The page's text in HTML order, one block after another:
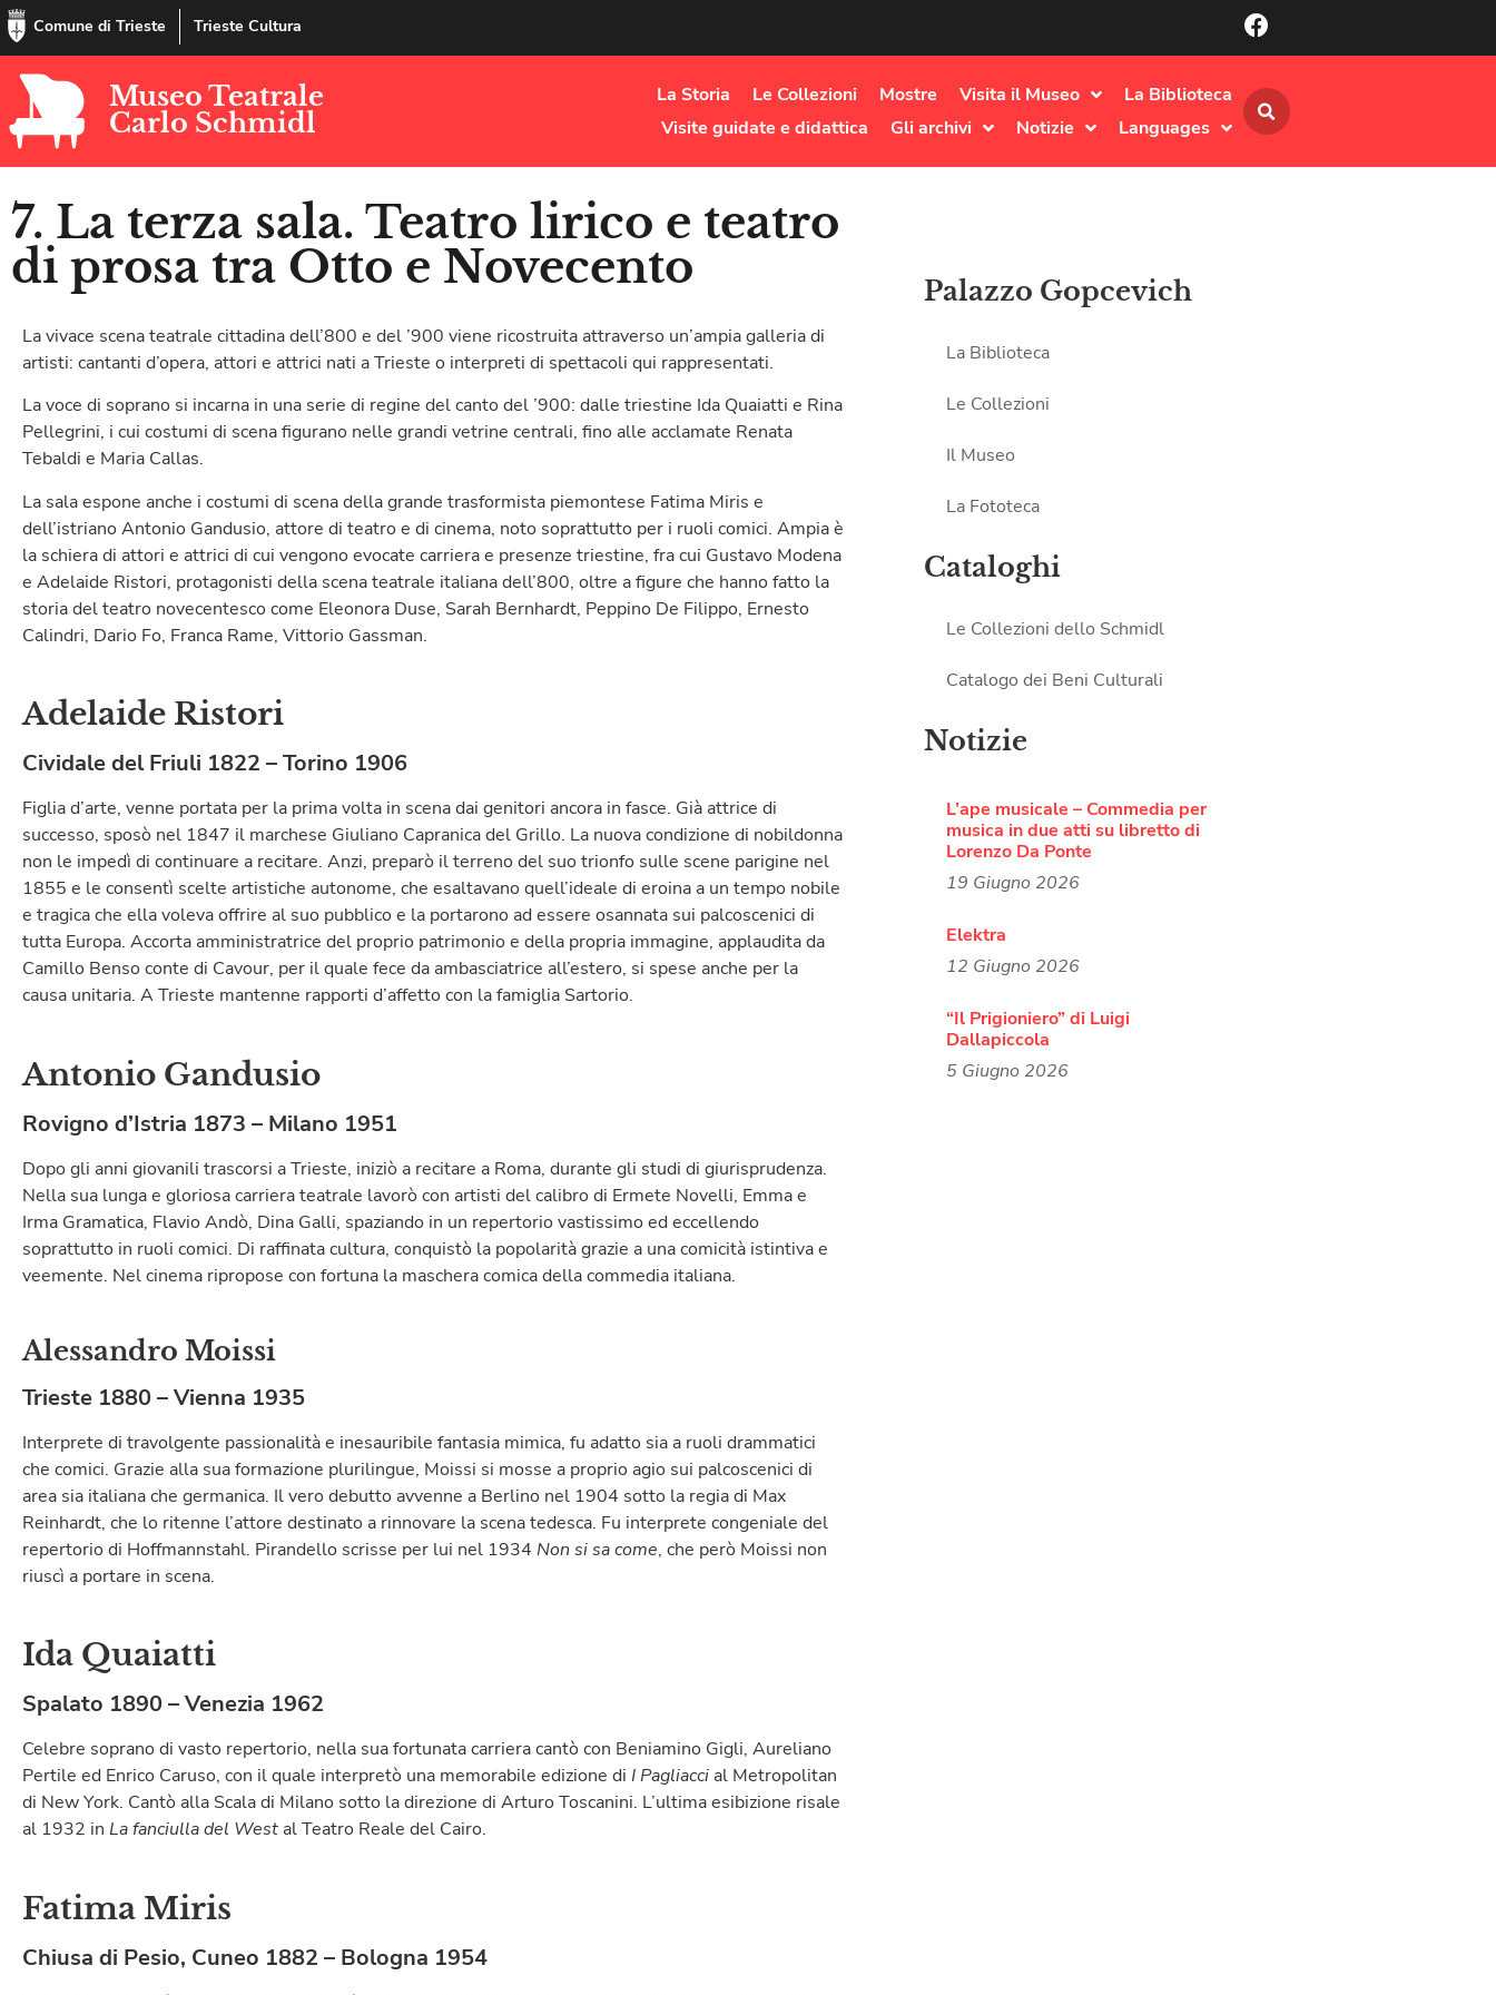
Comune di Trieste Trieste Cultura
Museo Teatrale
Carlo Schmidl
La Storia Le Collezioni Mostre Visita il Museo
La Biblioteca
Visite guidate e didattica
Gli archivi Notizie Languages
7. La terza sala. Teatro lirico e teatro
di prosa tra Otto e Novecento
La vivace scena teatrale cittadina dell’800 e del ’900 viene ricostruita attraverso un’ampia galleria di
artisti: cantanti d’opera, attori e attrici nati a Trieste o interpreti di spettacoli qui rappresentati.
La voce di soprano si incarna in una serie di regine del canto del ’900: dalle triestine Ida Quaiatti e Rina
Pellegrini, i cui costumi di scena figurano nelle grandi vetrine centrali, fino alle acclamate Renata
Tebaldi e Maria Callas.
La sala espone anche i costumi di scena della grande trasformista piemontese Fatima Miris e
dell’istriano Antonio Gandusio, attore di teatro e di cinema, noto soprattutto per i ruoli comici. Ampia è
la schiera di attori e attrici di cui vengono evocate carriera e presenze triestine, fra cui Gustavo Modena
e Adelaide Ristori, protagonisti della scena teatrale italiana dell’800, oltre a figure che hanno fatto la
storia del teatro novecentesco come Eleonora Duse, Sarah Bernhardt, Peppino De Filippo, Ernesto
Calindri, Dario Fo, Franca Rame, Vittorio Gassman.
Adelaide Ristori
Cividale del Friuli 1822 – Torino 1906
Figlia d’arte, venne portata per la prima volta in scena dai genitori ancora in fasce. Già attrice di
successo, sposò nel 1847 il marchese Giuliano Capranica del Grillo. La nuova condizione di nobildonna
non le impedì di continuare a recitare. Anzi, preparò il terreno del suo trionfo sulle scene parigine nel
1855 e le consentì scelte artistiche autonome, che esaltavano quell’ideale di eroina a un tempo nobile
e tragica che ella voleva offrire al suo pubblico e la portarono ad essere osannata sui palcoscenici di
tutta Europa. Accorta amministratrice del proprio patrimonio e della propria immagine, applaudita da
Camillo Benso conte di Cavour, per il quale fece da ambasciatrice all’estero, si spese anche per la
causa unitaria. A Trieste mantenne rapporti d’affetto con la famiglia Sartorio.
Antonio Gandusio
Rovigno d’Istria 1873 – Milano 1951
Dopo gli anni giovanili trascorsi a Trieste, iniziò a recitare a Roma, durante gli studi di giurisprudenza.
Nella sua lunga e gloriosa carriera teatrale lavorò con artisti del calibro di Ermete Novelli, Emma e
Irma Gramatica, Flavio Andò, Dina Galli, spaziando in un repertorio vastissimo ed eccellendo
soprattutto in ruoli comici. Di raffinata cultura, conquistò la popolarità grazie a una comicità istintiva e
veemente. Nel cinema ripropose con fortuna la maschera comica della commedia italiana.
Alessandro Moissi
Trieste 1880 – Vienna 1935
Interprete di travolgente passionalità e inesauribile fantasia mimica, fu adatto sia a ruoli drammatici
che comici. Grazie alla sua formazione plurilingue, Moissi si mosse a proprio agio sui palcoscenici di
area sia italiana che germanica. Il vero debutto avvenne a Berlino nel 1904 sotto la regia di Max
Reinhardt, che lo ritenne l’attore destinato a rinnovare la scena tedesca. Fu interprete congeniale del
repertorio di Hoffmannstahl. Pirandello scrisse per lui nel 1934 Non si sa come, che però Moissi non
riuscì a portare in scena.
Ida Quaiatti
Spalato 1890 – Venezia 1962
Celebre soprano di vasto repertorio, nella sua fortunata carriera cantò con Beniamino Gigli, Aureliano
Pertile ed Enrico Caruso, con il quale interpretò una memorabile edizione di I Pagliacci al Metropolitan
di New York. Cantò alla Scala di Milano sotto la direzione di Arturo Toscanini. L’ultima esibizione risale
al 1932 in La fanciulla del West al Teatro Reale del Cairo.
Fatima Miris
Chiusa di Pesio, Cuneo 1882 – Bologna 1954
Palazzo Gopcevich
La Biblioteca
Le Collezioni
Il Museo
La Fototeca
Cataloghi
Le Collezioni dello Schmidl
Catalogo dei Beni Culturali
Notizie
L’ape musicale – Commedia per
musica in due atti su libretto di
Lorenzo Da Ponte
19 Giugno 2026
Elektra
12 Giugno 2026
“Il Prigioniero” di Luigi
Dallapiccola
5 Giugno 2026